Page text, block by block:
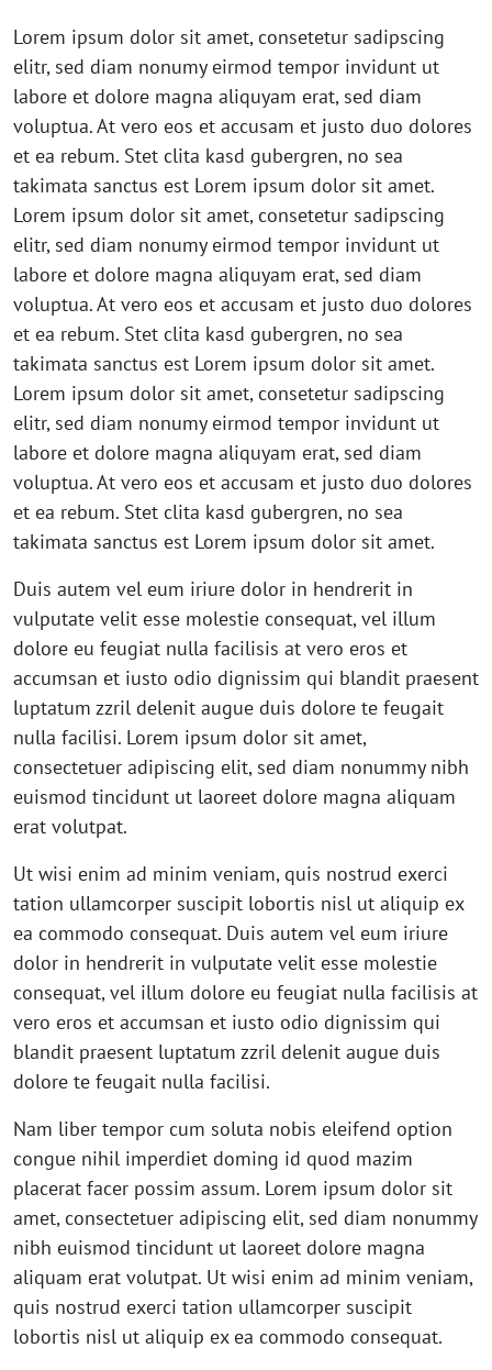
Lorem ipsum dolor sit amet, consetetur sadipscing
elitr, sed diam nonumy eirmod tempor invidunt ut
labore et dolore magna aliquyam erat, sed diam
voluptua. At vero eos et accusam et justo duo dolores
et ea rebum. Stet clita kasd gubergren, no sea
takimata sanctus est Lorem ipsum dolor sit amet.
Lorem ipsum dolor sit amet, consetetur sadipscing
elitr, sed diam nonumy eirmod tempor invidunt ut
labore et dolore magna aliquyam erat, sed diam
voluptua. At vero eos et accusam et justo duo dolores
et ea rebum. Stet clita kasd gubergren, no sea
takimata sanctus est Lorem ipsum dolor sit amet.
Lorem ipsum dolor sit amet, consetetur sadipscing
elitr, sed diam nonumy eirmod tempor invidunt ut
labore et dolore magna aliquyam erat, sed diam
voluptua. At vero eos et accusam et justo duo dolores
et ea rebum. Stet clita kasd gubergren, no sea
takimata sanctus est Lorem ipsum dolor sit amet.
Duis autem vel eum iriure dolor in hendrerit in
vulputate velit esse molestie consequat, vel illum
dolore eu feugiat nulla facilisis at vero eros et
accumsan et iusto odio dignissim qui blandit praesent
luptatum zzril delenit augue duis dolore te feugait
nulla facilisi. Lorem ipsum dolor sit amet,
consectetuer adipiscing elit, sed diam nonummy nibh
euismod tincidunt ut laoreet dolore magna aliquam
erat volutpat.
Ut wisi enim ad minim veniam, quis nostrud exerci
tation ullamcorper suscipit lobortis nisl ut aliquip ex
ea commodo consequat. Duis autem vel eum iriure
dolor in hendrerit in vulputate velit esse molestie
consequat, vel illum dolore eu feugiat nulla facilisis at
vero eros et accumsan et iusto odio dignissim qui
blandit praesent luptatum zzril delenit augue duis
dolore te feugait nulla facilisi.
Nam liber tempor cum soluta nobis eleifend option
congue nihil imperdiet doming id quod mazim
placerat facer possim assum. Lorem ipsum dolor sit
amet, consectetuer adipiscing elit, sed diam nonummy
nibh euismod tincidunt ut laoreet dolore magna
aliquam erat volutpat. Ut wisi enim ad minim veniam,
quis nostrud exerci tation ullamcorper suscipit
lobortis nisl ut aliquip ex ea commodo consequat.